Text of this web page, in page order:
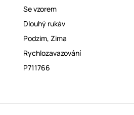
Se vzorem
Dlouhý rukáv
Podzim, Zima
Rychlozavazování
P711766